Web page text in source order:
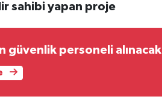
sahibi yapan proje
güvenlik personeli alınacak